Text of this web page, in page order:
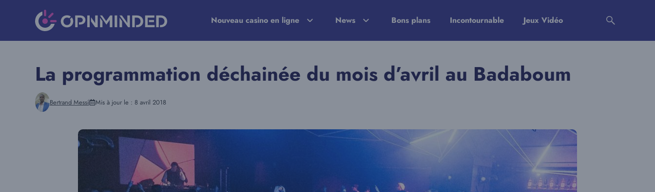
Nouveau casino en ligne News Bons plans Incontournable Jeux Vidéo
La programmation déchainée du mois d’avril au Badaboum
Bertrand Messi Mis à jour le : 8 avril 2018